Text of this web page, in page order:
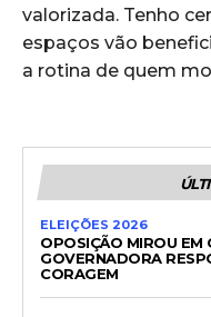
valorizada. Tenho
espaços vão
a rotina de quem
ELEIÇÕES 2026
OPOSIÇÃO MIROU EM
GOVERNADORA
CORAGEM